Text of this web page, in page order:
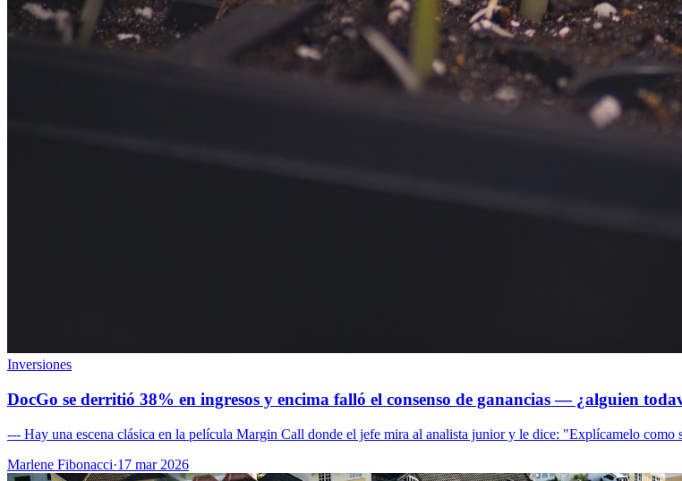
Inversiones
DocGo se derritió 38% en ingresos y encima falló el consenso de ganancias — ¿alguien
--- Hay una escena clásica en la película Margin Call donde el jefe mira al analista junior y le dice: "Explícamelo como
Marlene Fibonacci·17 mar 2026